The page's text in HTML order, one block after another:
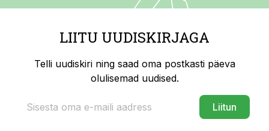
LIITU UUDISKIRJAGA
Telli uudiskiri ning saad oma postkasti päeva
olulisemad uudised.
Liitun